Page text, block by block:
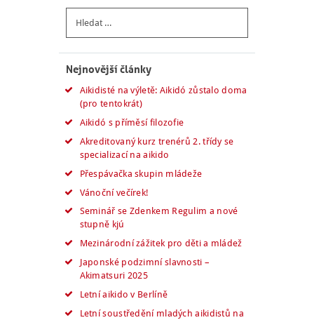
Nejnovější články
Aikidisté na výletě: Aikidó zůstalo doma
(pro tentokrát)
Aikidó s příměsí filozofie
Akreditovaný kurz trenérů 2. třídy se
specializací na aikido
Přespávačka skupin mládeže
Vánoční večírek!
Seminář se Zdenkem Regulim a nové
stupně kjú
Mezinárodní zážitek pro děti a mládež
Japonské podzimní slavnosti –
Akimatsuri 2025
Letní aikido v Berlíně
Letní soustředění mladých aikidistů na